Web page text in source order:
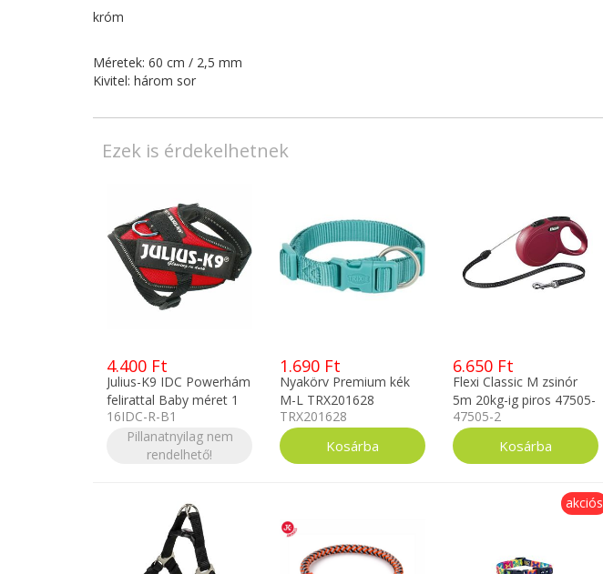
króm
Méretek: 60 cm / 2,5 mm
Kivitel: három sor
Ezek is érdekelhetnek
4.400 Ft
Julius-K9 IDC Powerhám
felirattal Baby méret 1
piros
16IDC-R-B1
Pillanatnyilag nem
rendelhető!
1.690 Ft
Nyakörv Premium kék
M-L TRX201628
TRX201628
6.650 Ft
Flexi Classic M zsinór
5m 20kg-ig piros 47505-
2
47505-2
akciós